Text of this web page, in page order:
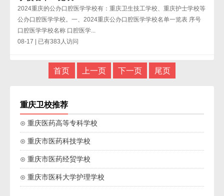
2024重庆的公办口腔医学学校有：重庆卫生技工学校、重庆护士学校等
公办口腔医学学校。一、2024重庆公办口腔医学学校名单一览表 序号
口腔医学学校名称 口腔医学...
08-17 | 已有383人访问
首页 上一页 下一页 尾页
重庆卫校推荐
⊙ 重庆医药高等专科学校
⊙ 重庆市医药科技学校
⊙ 重庆市医药经贸学校
⊙ 重庆市医科大学护理学校